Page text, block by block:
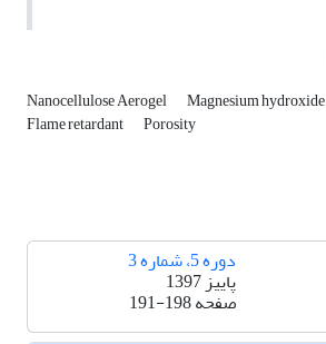
Nanocellulose Aerogel Magnesium hydroxide
Flame retardant Porosity
دوره 5، شماره 3
پاییز 1397
صفحه191-198